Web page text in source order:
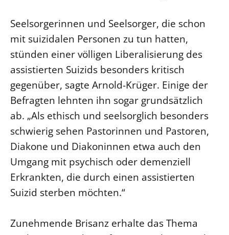
Seelsorgerinnen und Seelsorger, die schon
mit suizidalen Personen zu tun hatten,
stünden einer völligen Liberalisierung des
assistierten Suizids besonders kritisch
gegenüber, sagte Arnold-Krüger. Einige der
Befragten lehnten ihn sogar grundsätzlich
ab. „Als ethisch und seelsorglich besonders
schwierig sehen Pastorinnen und Pastoren,
Diakone und Diakoninnen etwa auch den
Umgang mit psychisch oder demenziell
Erkrankten, die durch einen assistierten
Suizid sterben möchten.“
Zunehmende Brisanz erhalte das Thema
Öffentlichkeitsarbeit
Personalausschuss
Projektmanagement
Recht
Terminstundenplaner